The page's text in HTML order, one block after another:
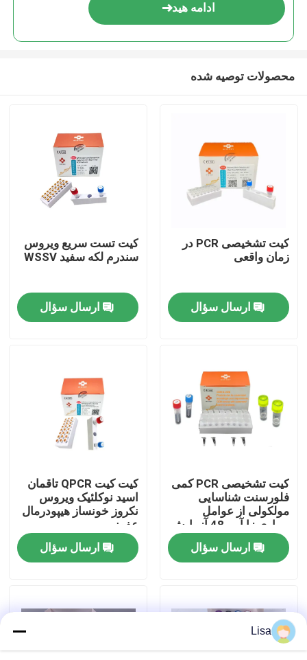
صفحه اصلی
محصولات
نمایش VR
درباره ما
تور کارخانه
کنترل کیفیت
با ما تماس بگیرید
اخبار
موارد
ادامه هید
محصولات توصیه شده
کیت تشخیصی PCR در
زمان واقعی
ارسال سؤال
کیت تست سریع ویروس
سندرم لکه سفید WSSV
ارسال سؤال
کیت تشخیصی PCR کمی
فلورسنت شناسایی
مولکولی از عوامل
بیماری زا آبی 48 آزمایش
/ کیت تشخیص
ارسال سؤال
کیت کیت QPCR تاقمان
اسید نوکلئیک ویروس
نکروز خونساز هیپودرمال
عفونی
ارسال سؤال
Lisa